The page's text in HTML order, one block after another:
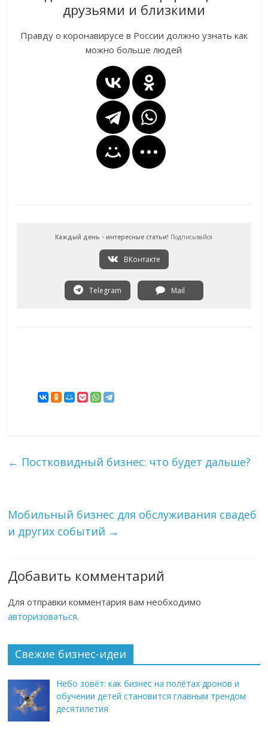
друзьями и близкими
Правду о коронавирусе в России должно узнать как
можно больше людей
Каждый день - интересные статьи! Подписывайся
ВКонтакте
Telegram Mail
← Постковидный бизнес: что будет дальше?
Мобильный бизнес для обслуживания свадеб
и других событий →
Добавить комментарий
Для отправки комментария вам необходимо
авторизоваться.
Свежие бизнес-идеи
Небо зовёт: как бизнес на полётах дронов и
обучении детей становится главным трендом
десятилетия